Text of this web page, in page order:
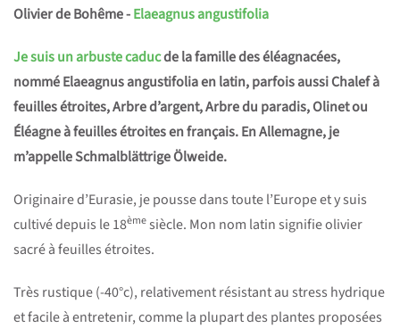
Olivier de Bohême -Elaeagnus angustifolia
Je suis un arbuste caducde la famille des éléagnacées,
nommé Elaeagnus angustifolia en latin, parfois aussi Chalef à
feuilles étroites, Arbre d’argent, Arbre du paradis, Olinet ou
Éléagne à feuilles étroites en français. En Allemagne, je
m’appelle Schmalblättrige Ölweide.
Originaire d’Eurasie, je pousse dans toute l’Europe et y suis
cultivé depuis le 18èmesiècle. Mon nom latin signifie olivier
sacré à feuilles étroites.
Très rustique (-40°c), relativement résistant au stress hydrique
et facile à entretenir, comme la plupart des plantes proposées